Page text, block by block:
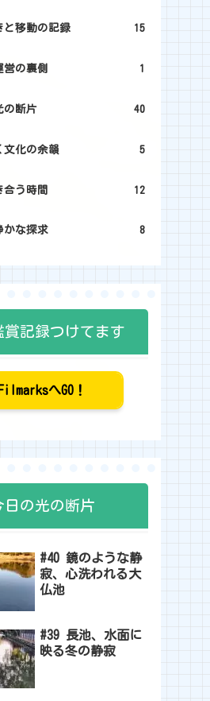
と移動の記録 15
営の裏側 1
の断片 40
文化の余韻 5
合う時間 12
かな探求 8
賞記録つけてます
FilmarksへGO！
日の光の断片
#40 鏡のような静
寂、心洗われる大
仏池
#39 長池、水面に
映る冬の静寂